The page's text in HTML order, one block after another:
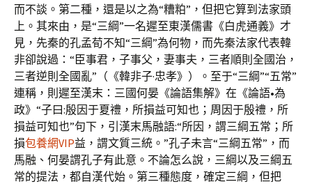
而不談。第二種，還是以之為“糟粕”，但把它算到法家頭
上。其來由，是“三綱”一名遲至東漢儒書《白虎通義》才
見，先秦的孔孟荀不知“三綱”為何物，而先秦法家代表韓
非卻說過：“臣事君，子事父，妻事夫，三者順則全國治，
三者逆則全國亂”（《韓非子·忠孝》）。至于“三綱”“五常”
連稱，則遲至漢末：三國何晏《論語集解》在《論語•為
政》“子曰:殷因于夏禮，所損益可知也；周因于殷禮，所
損益可知也”句下，引漢末馬融語:“所因，謂三綱五常；所
損包養網VIP益，謂文質三統。”孔子未言“三綱五常”，而
馬融、何晏謂孔子有此意。不論怎么說，三綱以及三綱五
常的提法，都自漢代始。第三種態度，確定三綱，但把